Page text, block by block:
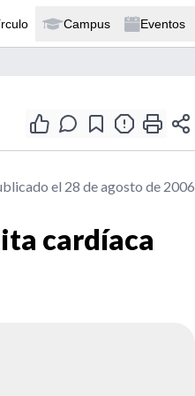
Campus Eventos
el 28 de agosto de 2006
cardíaca